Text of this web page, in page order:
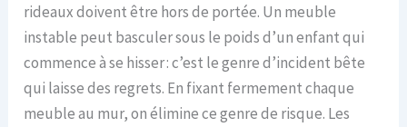
rideaux doivent être hors de portée. Un meuble
instable peut basculer sous le poids d’un enfant qui
commence à se hisser : c’est le genre d’incident bête
qui laisse des regrets. En fixant fermement chaque
meuble au mur, on élimine ce genre de risque. Les